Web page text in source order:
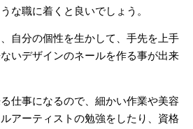
な職に着くと良いでしょう。
自分の個性を生かして、手先を上手
いデザインのネールを作る事が出来
仕事になるので、細かい作業や美容
アーティストの勉強をしたり、資格